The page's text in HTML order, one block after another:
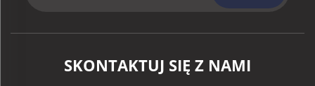
SKONTAKTUJ SIĘ Z NAMI